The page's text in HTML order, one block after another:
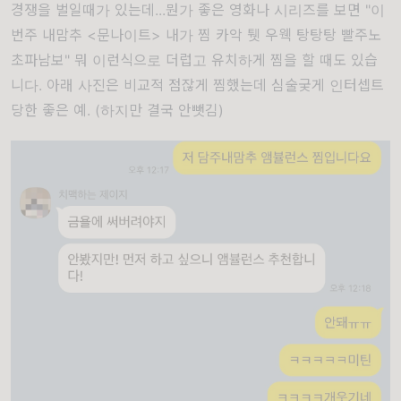
경쟁을 벌일때가 있는데...뭔가 좋은 영화나 시리즈를 보면 "이
번주 내맘추 <문나이트> 내가 찜 카악 퉷 우웩 탕탕탕 빨주노
초파남보" 뭐 이런식으로 더럽고 유치하게 찜을 할 때도 있습
니다. 아래 사진은 비교적 점잖게 찜했는데 심술궂게 인터셉트
당한 좋은 예. (하지만 결국 안뺏김)